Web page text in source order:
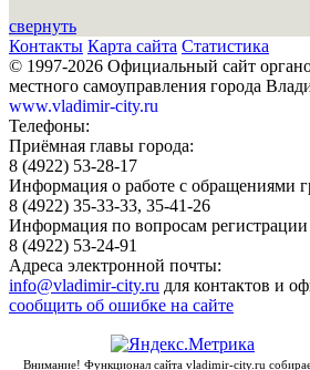
свернуть
Контакты Карта сайта Статистика
© 1997-2026 Официальный сайт
местного самоуправления города
www.vladimir-city.ru
Телефоны:
Приёмная главы города:
8 (4922) 53-28-17
Информация о работе с обращениями
8 (4922) 35-33-33, 35-41-26
Информация по вопросам
8 (4922) 53-24-91
Адреса электронной почты:
info@vladimir-city.ru для контактов и
сообщить об ошибке на сайте
Внимание! Функционал сайта vladimir-city.ru